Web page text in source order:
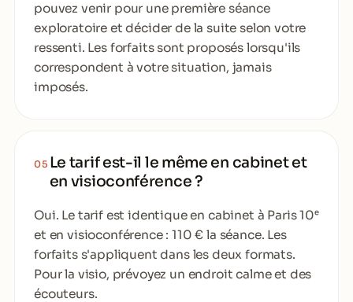
pouvez venir pour une première séance
exploratoire et décider de la suite selon votre
ressenti. Les forfaits sont proposés lorsqu'ils
correspondent à votre situation, jamais
imposés.
05 Le tarif est-il le même en cabinet et
en visioconférence ?
Oui. Le tarif est identique en cabinet à Paris 10ᵉ
et en visioconférence : 110 € la séance. Les
forfaits s'appliquent dans les deux formats.
Pour la visio, prévoyez un endroit calme et des
écouteurs.